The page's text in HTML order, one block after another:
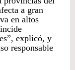
a gran
en altos
explicó, y
responsable